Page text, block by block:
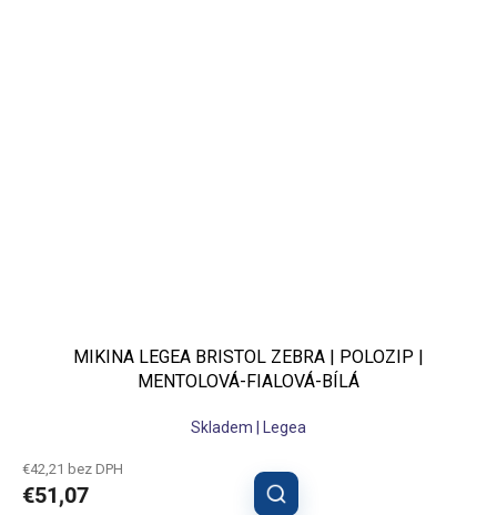
MIKINA LEGEA BRISTOL ZEBRA | POLOZIP |
MENTOLOVÁ-FIALOVÁ-BÍLÁ
Skladem | Legea
€42,21 bez DPH
€51,07